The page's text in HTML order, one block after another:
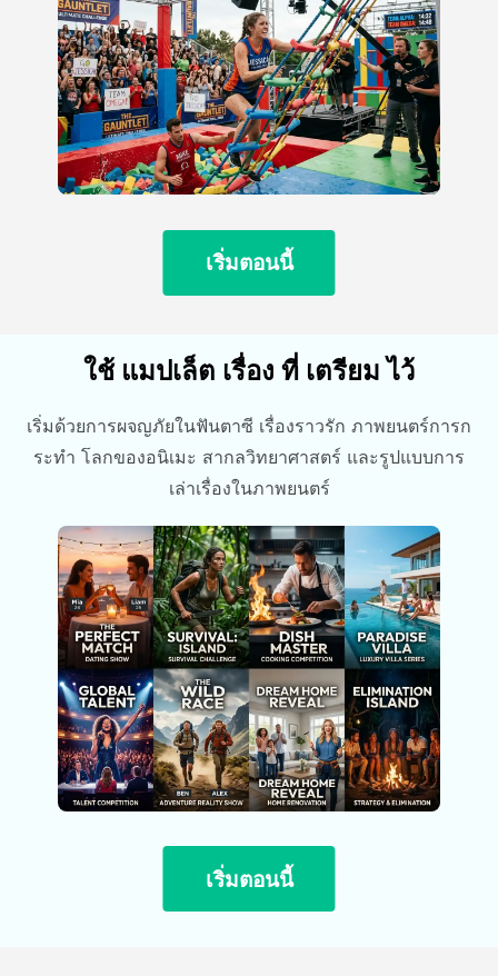
เริ่มตอนนี้
ใช้ แมปเล็ต เรื่อง ที่ เตรียม ไว้
เริ่มด้วยการผจญภัยในฟันตาซี เรื่องราวรัก ภาพยนตร์การก
ระทํา โลกของอนิเมะ สากลวิทยาศาสตร์ และรูปแบบการ
เล่าเรื่องในภาพยนตร์
เริ่มตอนนี้